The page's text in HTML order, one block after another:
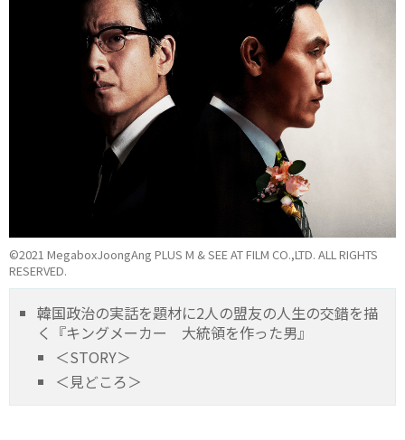
©2021 MegaboxJoongAng PLUS M & SEE AT FILM CO.,LTD. ALL RIGHTS
RESERVED.
韓国政治の実話を題材に2人の盟友の人生の交錯を描
く『キングメーカー 大統領を作った男』
＜STORY＞
＜見どころ＞